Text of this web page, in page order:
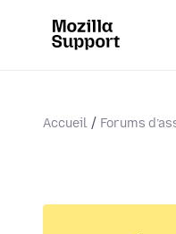
Accueil Forums